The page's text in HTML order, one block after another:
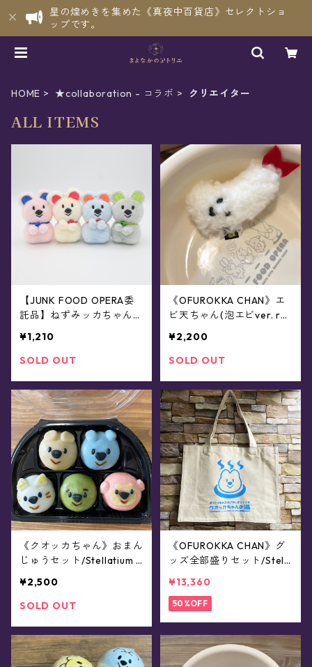
星の煌めきを集めた《真夜中百貨店》セレクトショ
ップです。
HOME ★collaboration - コラボ クリエイター
ALL ITEMS
【JUNK FOOD OPERA委
託品】ねずみッカちゃんの
ト(全4種)
¥1,210
SOLD OUT
《OFUROKKA CHAN》エ
ビ天ちゃん(泡エビver. re
OOD OPERA
¥2,200
SOLD OUT
《クオッカちゃん》おまん
じゅうセット/Stellatium f
¥2,500
SOLD OUT
《OFUROKKA CHAN》グ
ッズ全部盛りセット/Stell
PERA
¥13,360
50%OFF